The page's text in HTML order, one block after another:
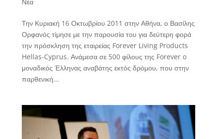
Την Κυριακή 16 Οκτωβρίου 2011 στην Αθήνα, ο Βασίλης
Ορφανός τίμησε με την παρουσία του για δεύτερη φορά
την πρόσκληση της εταιρείας Forever Living Products
Hellas-Cyprus. Ανάμεσα σε 500 φίλους της Forever o
μοναδικός Έλληνας αναβάτης εκτός δρόμου, που στην
παρθενική...